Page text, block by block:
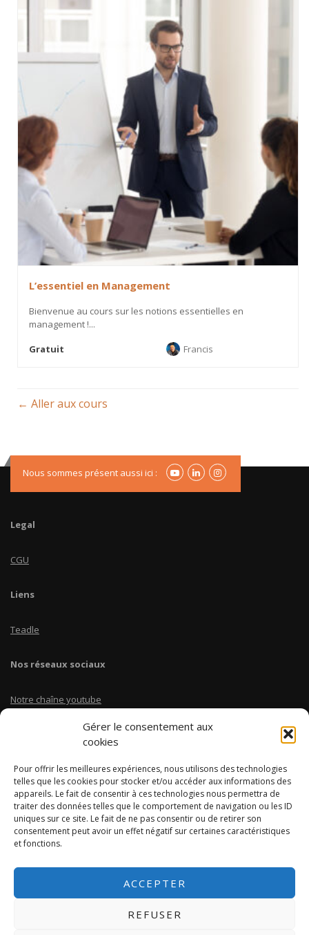
Gérer le consentement aux
cookies
Pour offrir les meilleures expériences, nous utilisons des technologies
telles que les cookies pour stocker et/ou accéder aux informations des
appareils. Le fait de consentir à ces technologies nous permettra de
traiter des données telles que le comportement de navigation ou les ID
uniques sur ce site. Le fait de ne pas consentir ou de retirer son
consentement peut avoir un effet négatif sur certaines caractéristiques
et fonctions.
ACCEPTER
REFUSER
L’essentiel en Management
Bienvenue au cours sur les notions essentielles en
management !...
Gratuit
Francis
Aller aux cours
Nous sommes présent aussi ici :
Legal
CGU
Liens
Teadle
Nos réseaux sociaux
Notre chaîne youtube
Instagram @coursbtscom
A propos
CoursBTS.com
réussir ton BTS.